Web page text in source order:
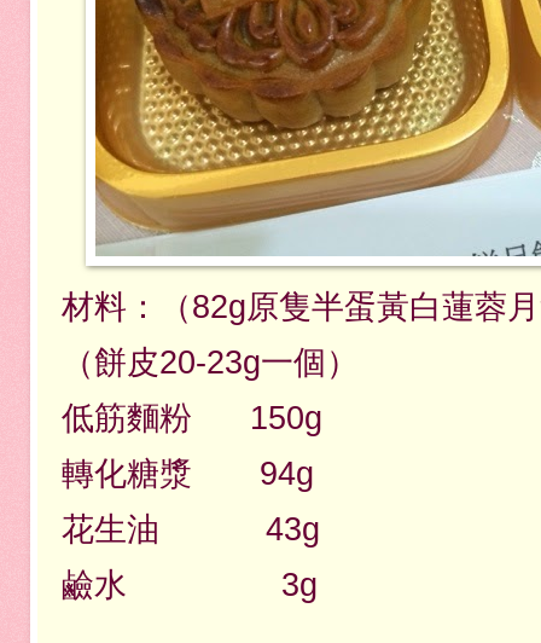
材料：（82g原隻半蛋黃白蓮蓉
（餅皮20-23g一個）
低筋麵粉 150g
轉化糖漿 94g
花生油 43g
鹼水 3g